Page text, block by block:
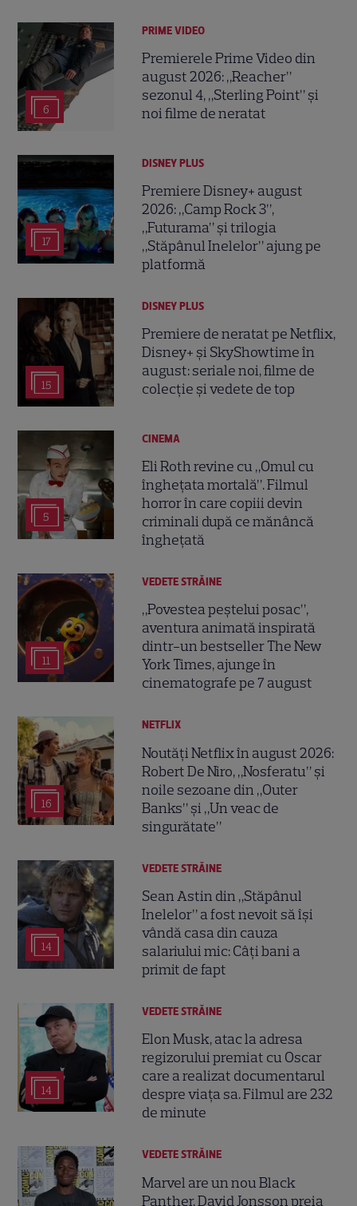
6
PRIME VIDEO
Premierele Prime Video din
august 2026: „Reacher”
sezonul 4, „Sterling Point” și
noi filme de neratat
17
DISNEY PLUS
Premiere Disney+ august
2026: „Camp Rock 3”,
„Futurama” și trilogia
„Stăpânul Inelelor” ajung pe
platformă
15
DISNEY PLUS
Premiere de neratat pe Netflix,
Disney+ și SkyShowtime în
august: seriale noi, filme de
colecție și vedete de top
5
CINEMA
Eli Roth revine cu „Omul cu
înghețata mortală”. Filmul
horror în care copiii devin
criminali după ce mănâncă
înghețată
11
VEDETE STRĂINE
„Povestea peștelui posac”,
aventura animată inspirată
dintr-un bestseller The New
York Times, ajunge în
cinematografe pe 7 august
16
NETFLIX
Noutăți Netflix în august 2026:
Robert De Niro, „Nosferatu” și
noile sezoane din „Outer
Banks” și „Un veac de
singurătate”
14
VEDETE STRĂINE
Sean Astin din „Stăpânul
Inelelor” a fost nevoit să își
vândă casa din cauza
salariului mic: Câți bani a
primit de fapt
14
VEDETE STRĂINE
Elon Musk, atac la adresa
regizorului premiat cu Oscar
care a realizat documentarul
despre viața sa. Filmul are 232
de minute
VEDETE STRĂINE
Marvel are un nou Black
Panther. David Jonsson preia